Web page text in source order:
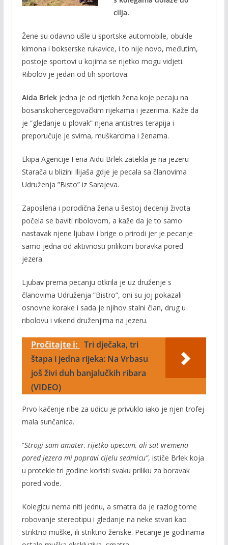
k
cilja.
Žene su odavno ušle u sportske automobile, obukle
kimona i bokserske rukavice, i to nije novo, međutim,
postoje sportovi u kojima se rijetko mogu vidjeti.
Ribolov je jedan od tih sportova.
Aida Brlekjedna je od rijetkih žena koje pecaju na
bosanskohercegovačkim rijekama i jezerima. Kaže da
je ”gledanje u plovak” njena antistres terapija i
preporučuje je svima, muškarcima i ženama.
Ekipa Agencije Fena Aidu Brlek zatekla je na jezeru
Starača u blizini Ilijaša gdje je pecala sa članovima
Udruženja ”Bisto” iz Sarajeva.
Zaposlena i porodična žena u šestoj deceniji života
počela se baviti ribolovom, a kaže da je to samo
nastavak njene ljubavi i brige o prirodi jer je pecanje
samo jedna od aktivnosti prilikom boravka pored
jezera.
Ljubav prema pecanju otkrila je uz druženje s
članovima Udruženja ”Bistro”, oni su joj pokazali
osnovne korake i sada je njihov stalni član, drug u
ribolovu i vikend druženjima na jezeru.
Pročitajte i: Tri dječaka, tri
štapa i jedna rijeka: Na Vrbasu
još živi duh banjalučkih ribara
(VIDEO)
Prvo kačenje ribe za udicu je privuklo iako je njen trofej
mala sunčanica.
“Strogi sam amater, rijetko upecam, ali sat vremena
pored jezera mi popravi cijelu sedmicu”, ističe Brlek koja
u protekle tri godine koristi svaku priliku za boravak
pored vode.
Kolegicu nema niti jednu, a smatra da je razlog tome
robovanje stereotipu i gledanje na neke stvari kao
striktno muške, ili striktno ženske. Pecanje je godinama